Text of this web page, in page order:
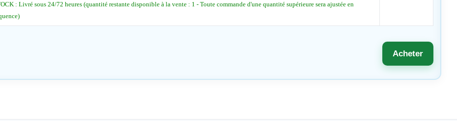
: Livré sous 24/72 heures (quantité restante disponible à la vente : 1 - Toute commande d'une quantité supérieure sera ajustée en
Acheter